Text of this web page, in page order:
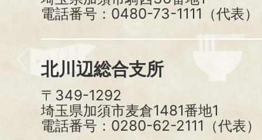
電話番号：0480-73-1111（代表）
北川辺総合支所
〒349-1292
埼玉県加須市麦倉1481番地1
電話番号：0280-62-2111（代表）